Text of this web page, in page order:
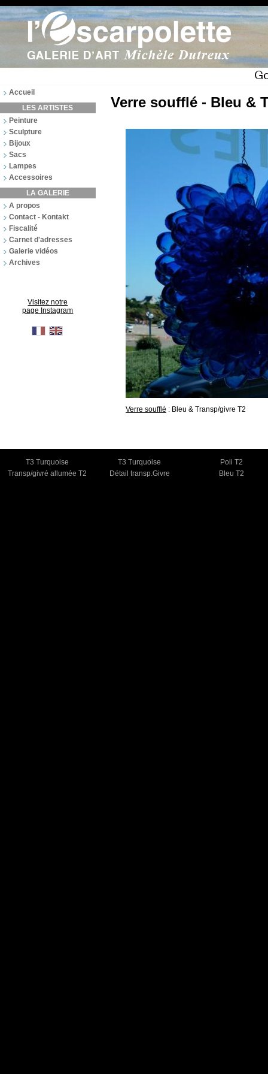
Accueil
LES ARTISTES
Peinture
Sculpture
Bijoux
Sacs
Lampes
Accessoires
LA GALERIE
A propos
Contact - Kontakt
Fiscalité
Carnet d'adresses
Galerie vidéos
Archives
Visitez notre
page Instagram
Verre soufflé - Bleu &
Verre soufflé : Bleu & Transp/givre T2
T3 Turquoise T3 Turquoise
Poli T2
Transp/givré allumée T2
Détail transp.Givre Bleu T2